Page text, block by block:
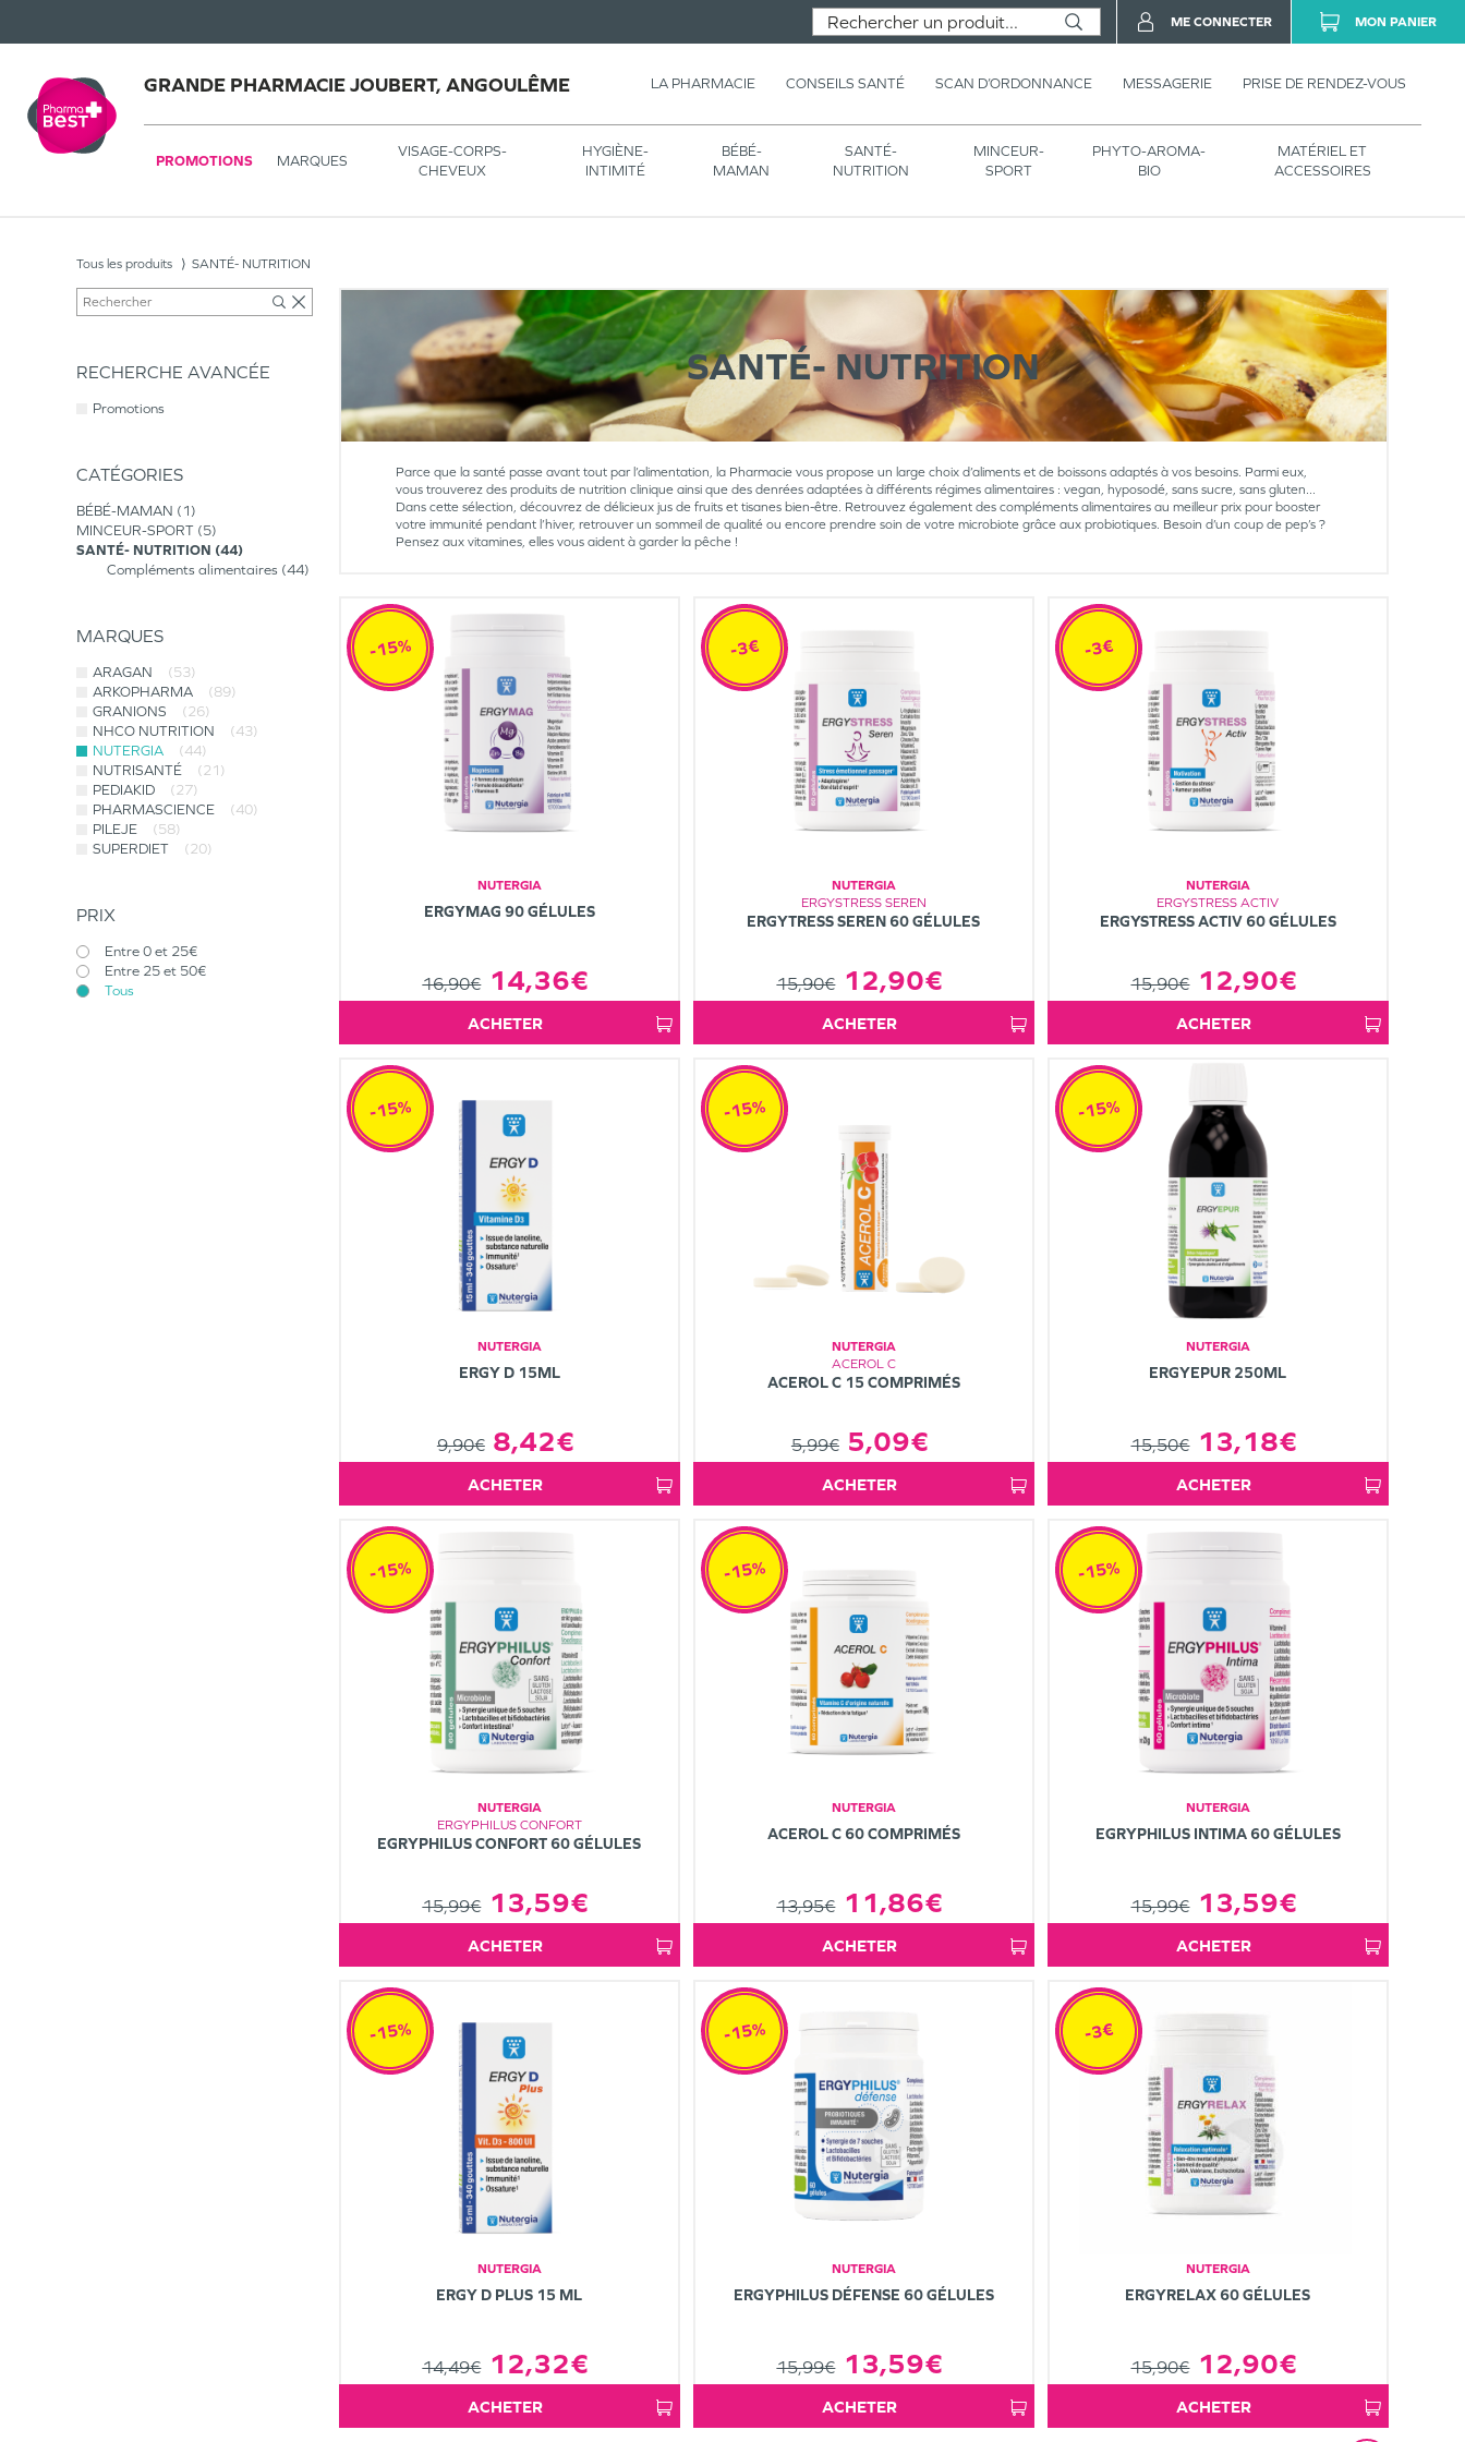
GRANDE PHARMACIE JOUBERT, ANGOULÊME LA PHARMACIE CONSEILS SANTÉ SCAN D’ORDONNANCE MESSAGERIE PRISE DE RENDEZ-VOUS
PROMOTIONS MARQUES
VISAGE-CORPS-
CHEVEUX
HYGIÈNE-
INTIMITÉ
BÉBÉ-
MAMAN
SANTÉ-
NUTRITION
MINCEUR-
SPORT
PHYTO-AROMA-
BIO
MATÉRIEL ET
ACCESSOIRES
ME CONNECTER MON PANIER
Tous les produits SANTÉ- NUTRITION
RECHERCHE AVANCÉE
Promotions
CATÉGORIES
BÉBÉ-MAMAN
1
MINCEUR-SPORT 5
SANTÉ- NUTRITION 44
Compléments alimentaires 44
MARQUES
ARAGAN
(53)
ARKOPHARMA
(89)
GRANIONS
(26)
NHCO NUTRITION
(43)
NUTERGIA
(44)
NUTRISANTÉ
(21)
PEDIAKID
(27)
PHARMASCIENCE
(40)
PILEJE
(58)
SUPERDIET
(20)
PRIX
Entre 0 et 25€
Entre 25 et 50€
Tous
SANTÉ- NUTRITION
Parce que la santé passe avant tout par l’alimentation, la Pharmacie vous propose un large choix d’aliments et de boissons adaptés à vos besoins. Parmi eux,
vous trouverez des produits de nutrition clinique ainsi que des denrées adaptées à différents régimes alimentaires : vegan, hyposodé, sans sucre, sans gluten...
Dans cette sélection, découvrez de délicieux jus de fruits et tisanes bien-être. Retrouvez également des compléments alimentaires au meilleur prix pour booster
votre immunité pendant l’hiver, retrouver un sommeil de qualité ou encore prendre soin de votre microbiote grâce aux probiotiques. Besoin d’un coup de pep’s ?
Pensez aux vitamines, elles vous aident à garder la pêche !
NUTERGIA
ERGYMAG 90 GÉLULES
16,90€ 14,36€
-15%
ACHETER
NUTERGIA
ERGYSTRESS SEREN
ERGYTRESS SEREN 60 GÉLULES
15,90€ 12,90€
-3€
ACHETER
NUTERGIA
ERGYSTRESS ACTIV
ERGYSTRESS ACTIV 60 GÉLULES
15,90€ 12,90€
-3€
ACHETER
NUTERGIA
ERGY D 15ML
9,90€ 8,42€
-15%
ACHETER
NUTERGIA
ACEROL C
ACEROL C 15 COMPRIMÉS
5,99€ 5,09€
-15%
ACHETER
NUTERGIA
ERGYEPUR 250ML
15,50€ 13,18€
-15%
ACHETER
NUTERGIA
ERGYPHILUS CONFORT
EGRYPHILUS CONFORT 60 GÉLULES
15,99€ 13,59€
-15%
ACHETER
NUTERGIA
ACEROL C 60 COMPRIMÉS
13,95€ 11,86€
-15%
ACHETER
NUTERGIA
EGRYPHILUS INTIMA 60 GÉLULES
15,99€ 13,59€
-15%
ACHETER
NUTERGIA
ERGY D PLUS 15 ML
14,49€ 12,32€
-15%
ACHETER
NUTERGIA
ERGYPHILUS DÉFENSE 60 GÉLULES
15,99€ 13,59€
-15%
ACHETER
NUTERGIA
ERGYRELAX 60 GÉLULES
15,90€ 12,90€
-3€
ACHETER